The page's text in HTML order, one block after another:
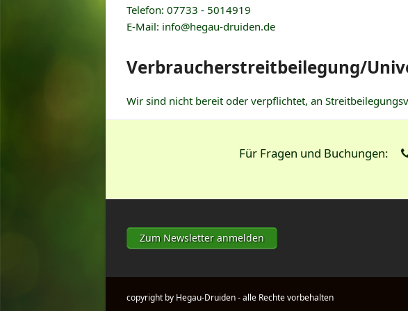
Telefon: 07733 - 5014919
E-Mail: info@hegau-druiden.de
Verbraucher­streit­beilegung/
Wir sind nicht bereit oder verpflichtet, an
Für Fragen und Buchungen:
Zum Newsletter anmelden
copyright by Hegau-Druiden - alle Rechte vorbehalten